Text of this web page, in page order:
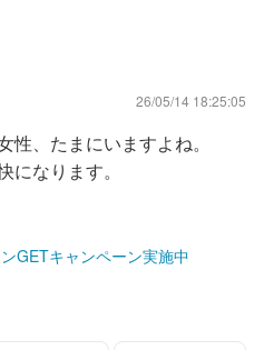
26/05/14 18:25:05
、たまにいますよね。
なります。
GETキャンペーン実施中